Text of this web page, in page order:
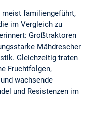
meist familiengeführt,
im Vergleich zu
Großtraktoren
Mähdrescher
Gleichzeitig traten
Fruchtfolgen,
wachsende
und Resistenzen im